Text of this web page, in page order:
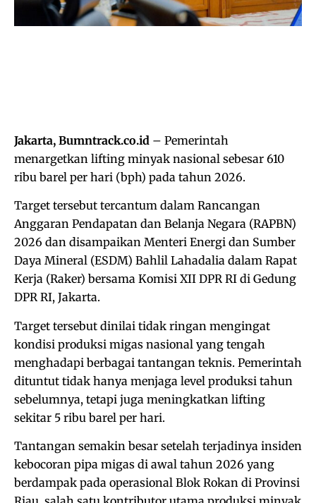
Jakarta, Bumntrack.co.id – Pemerintah
menargetkan lifting minyak nasional sebesar 610
ribu barel per hari (bph) pada tahun 2026.
Target tersebut tercantum dalam Rancangan
Anggaran Pendapatan dan Belanja Negara (RAPBN)
2026 dan disampaikan Menteri Energi dan Sumber
Daya Mineral (ESDM) Bahlil Lahadalia dalam Rapat
Kerja (Raker) bersama Komisi XII DPR RI di Gedung
DPR RI, Jakarta.
Target tersebut dinilai tidak ringan mengingat
kondisi produksi migas nasional yang tengah
menghadapi berbagai tantangan teknis. Pemerintah
dituntut tidak hanya menjaga level produksi tahun
sebelumnya, tetapi juga meningkatkan lifting
sekitar 5 ribu barel per hari.
Tantangan semakin besar setelah terjadinya insiden
kebocoran pipa migas di awal tahun 2026 yang
berdampak pada operasional Blok Rokan di Provinsi